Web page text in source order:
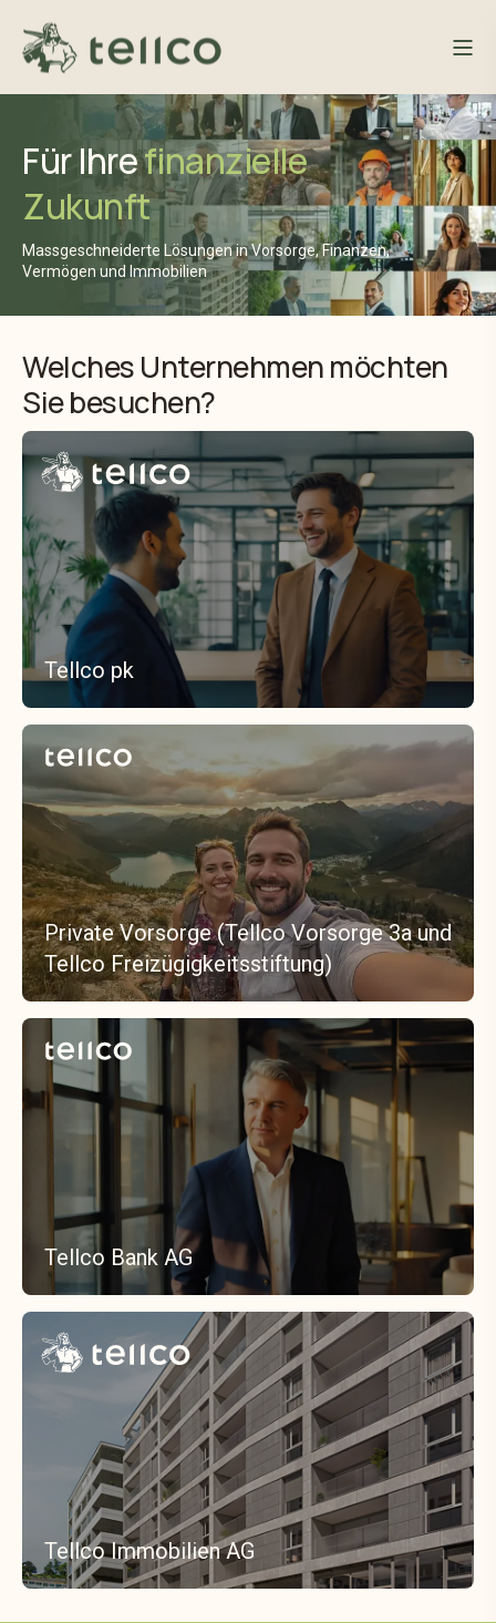
Für Ihrefinanzielle
Zukunft
Massgeschneiderte Lösungen in Vorsorge, Finanzen,
Vermögen und Immobilien
Welches Unternehmen möchten
Sie besuchen?
Tellco pk
Private Vorsorge (Tellco Vorsorge 3a und
Tellco Freizügigkeitsstiftung)
Tellco Bank AG
Tellco Immobilien AG